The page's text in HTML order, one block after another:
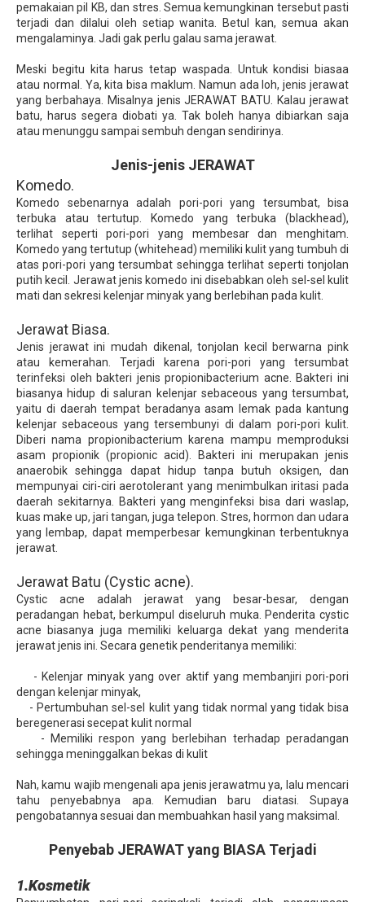
pemakaian pil KB, dan stres. Semua kemungkinan tersebut pasti
terjadi dan dilalui oleh setiap wanita. Betul kan, semua akan
mengalaminya. Jadi gak perlu galau sama jerawat.
Meski begitu kita harus tetap waspada. Untuk kondisi biasaa
atau normal. Ya, kita bisa maklum. Namun ada loh, jenis jerawat
yang berbahaya. Misalnya jenis JERAWAT BATU. Kalau jerawat
batu, harus segera diobati ya. Tak boleh hanya dibiarkan saja
atau menunggu sampai sembuh dengan sendirinya.
Jenis-jenis JERAWAT
Komedo.
Komedo sebenarnya adalah pori-pori yang tersumbat, bisa
terbuka atau tertutup. Komedo yang terbuka (blackhead),
terlihat seperti pori-pori yang membesar dan menghitam.
Komedo yang tertutup (whitehead) memiliki kulit yang tumbuh di
atas pori-pori yang tersumbat sehingga terlihat seperti tonjolan
putih kecil. Jerawat jenis komedo ini disebabkan oleh sel-sel kulit
mati dan sekresi kelenjar minyak yang berlebihan pada kulit.
Jerawat Biasa.
Jenis jerawat ini mudah dikenal, tonjolan kecil berwarna pink
atau kemerahan. Terjadi karena pori-pori yang tersumbat
terinfeksi oleh bakteri jenis propionibacterium acne. Bakteri ini
biasanya hidup di saluran kelenjar sebaceous yang tersumbat,
yaitu di daerah tempat beradanya asam lemak pada kantung
kelenjar sebaceous yang tersembunyi di dalam pori-pori kulit.
Diberi nama propionibacterium karena mampu memproduksi
asam propionik (propionic acid). Bakteri ini merupakan jenis
anaerobik sehingga dapat hidup tanpa butuh oksigen, dan
mempunyai ciri-ciri aerotolerant yang menimbulkan iritasi pada
daerah sekitarnya. Bakteri yang menginfeksi bisa dari waslap,
kuas make up, jari tangan, juga telepon. Stres, hormon dan udara
yang lembap, dapat memperbesar kemungkinan terbentuknya
jerawat.
Jerawat Batu (Cystic acne).
Cystic acne adalah jerawat yang besar-besar, dengan
peradangan hebat, berkumpul diseluruh muka. Penderita cystic
acne biasanya juga memiliki keluarga dekat yang menderita
jerawat jenis ini. Secara genetik penderitanya memiliki:
- Kelenjar minyak yang over aktif yang membanjiri pori-pori
dengan kelenjar minyak,
- Pertumbuhan sel-sel kulit yang tidak normal yang tidak bisa
beregenerasi secepat kulit normal
- Memiliki respon yang berlebihan terhadap peradangan
sehingga meninggalkan bekas di kulit
Nah, kamu wajib mengenali apa jenis jerawatmu ya, lalu mencari
tahu penyebabnya apa. Kemudian baru diatasi. Supaya
pengobatannya sesuai dan membuahkan hasil yang maksimal.
Penyebab JERAWAT yang BIASA Terjadi
1.Kosmetik